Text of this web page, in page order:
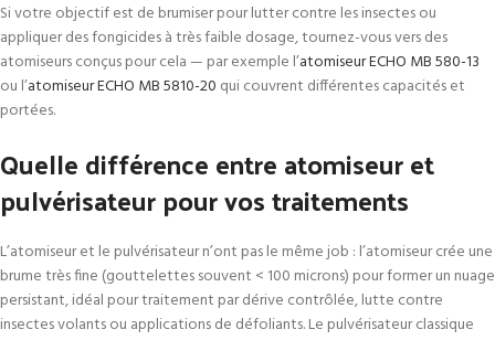
Si votre objectif est de brumiser pour lutter contre les insectes ou
appliquer des fongicides à très faible dosage, tournez-vous vers des
atomiseurs conçus pour cela — par exemple l’atomiseur ECHO MB 580-13
ou l’atomiseur ECHO MB 5810-20 qui couvrent différentes capacités et
portées.
Quelle différence entre atomiseur et
pulvérisateur pour vos traitements
L’atomiseur et le pulvérisateur n’ont pas le même job : l’atomiseur crée une
brume très fine (gouttelettes souvent < 100 microns) pour former un nuage
persistant, idéal pour traitement par dérive contrôlée, lutte contre
insectes volants ou applications de défoliants. Le pulvérisateur classique